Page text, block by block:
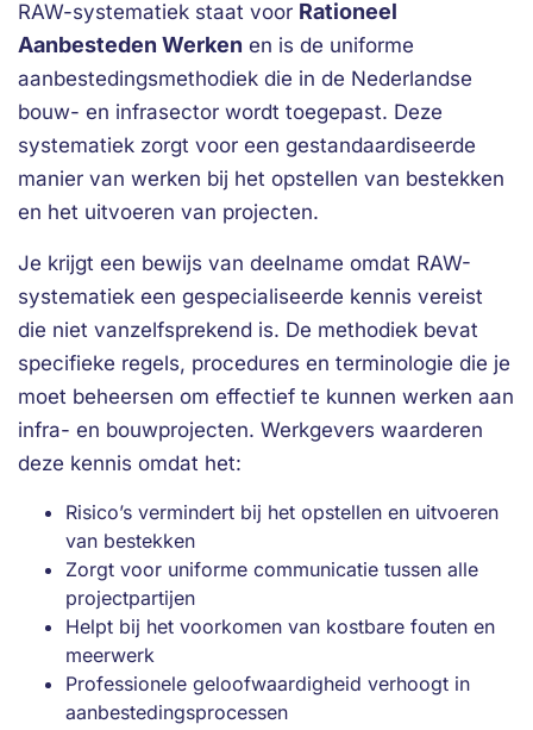
RAW-systematiek staat voor Rationeel
Aanbesteden Werken en is de uniforme
aanbestedingsmethodiek die in de Nederlandse
bouw- en infrasector wordt toegepast. Deze
systematiek zorgt voor een gestandaardiseerde
manier van werken bij het opstellen van bestekken
en het uitvoeren van projecten.
Je krijgt een bewijs van deelname omdat RAW-
systematiek een gespecialiseerde kennis vereist
die niet vanzelfsprekend is. De methodiek bevat
specifieke regels, procedures en terminologie die je
moet beheersen om effectief te kunnen werken aan
infra- en bouwprojecten. Werkgevers waarderen
deze kennis omdat het:
Risico’s vermindert bij het opstellen en uitvoeren
van bestekken
Zorgt voor uniforme communicatie tussen alle
projectpartijen
Helpt bij het voorkomen van kostbare fouten en
meerwerk
Professionele geloofwaardigheid verhoogt in
aanbestedingsprocessen